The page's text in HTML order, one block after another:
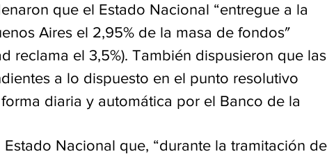
que el Estado Nacional “entregue a la
Aires el 2,95% de la masa de fondos″
reclama el 3,5%). También dispusieron que las
a lo dispuesto en el punto resolutivo
diaria y automática por el Banco de la
Nacional que, “durante la tramitación